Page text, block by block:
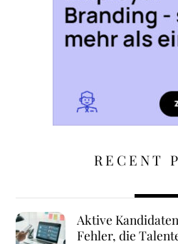
RECENT
Aktive
Fehler, die